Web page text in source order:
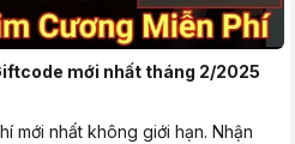
mới nhất tháng 2/2025
mới nhất không giới hạn. Nhận